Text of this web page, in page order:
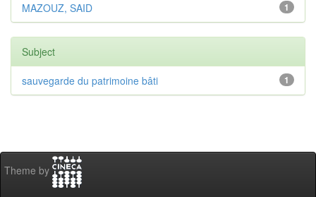
1
MAZOUZ, SAID
Subject
1
sauvegarde du patrimoine bâti
Theme by